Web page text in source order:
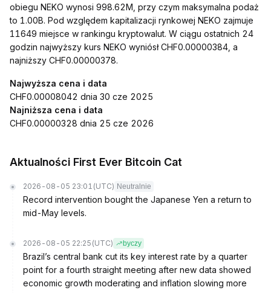
obiegu NEKO wynosi 998.62M, przy czym maksymalna podaż
to 1.00B. Pod względem kapitalizacji rynkowej NEKO zajmuje
11649 miejsce w rankingu kryptowalut. W ciągu ostatnich 24
godzin najwyższy kurs NEKO wyniósł CHF0.00000384, a
najniższy CHF0.00000378.
Najwyższa cena i data
CHF0.00008042 dnia 30 cze 2025
Najniższa cena i data
CHF0.00000328 dnia 25 cze 2026
Aktualności First Ever Bitcoin Cat
2026-08-05 23:01 (UTC) Neutralnie
Record intervention bought the Japanese Yen a return to
mid-May levels.
2026-08-05 22:25 (UTC) byczy
Brazil’s central bank cut its key interest rate by a quarter
point for a fourth straight meeting after new data showed
economic growth moderating and inflation slowing more